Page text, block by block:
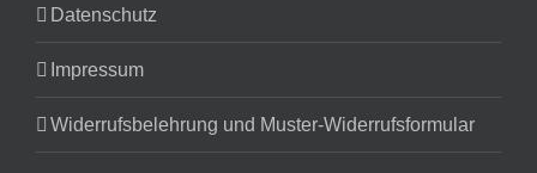
Datenschutz
Impressum
Widerrufsbelehrung und Muster-Widerrufsformular